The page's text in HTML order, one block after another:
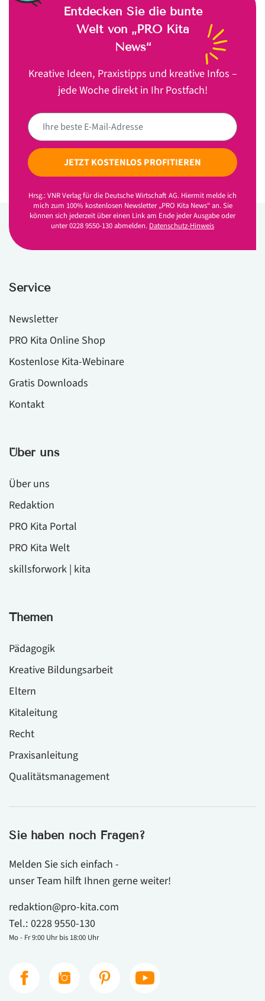
Entdecken Sie die bunte
Welt von „PRO Kita
News“
Kreative Ideen, Praxistipps und kreative Infos –
jede Woche direkt in Ihr Postfach!
JETZT KOSTENLOS PROFITIEREN
Hrsg.: VNR Verlag für die Deutsche Wirtschaft AG. Hiermit melde ich
mich zum 100% kostenlosen Newsletter „PRO Kita News“ an. Sie
können sich jederzeit über einen Link am Ende jeder Ausgabe oder
unter 0228 9550-130 abmelden. Datenschutz-Hinweis
Service
Newsletter
PRO Kita Online Shop
Kostenlose Kita-Webinare
Gratis Downloads
Kontakt
Über uns
Über uns
Redaktion
PRO Kita Portal
PRO Kita Welt
skillsforwork | kita
Themen
Pädagogik
Kreative Bildungsarbeit
Eltern
Kitaleitung
Recht
Praxisanleitung
Qualitätsmanagement
Sie haben noch Fragen?
Melden Sie sich einfach -
unser Team hilft Ihnen gerne weiter!
redaktion@pro-kita.com
Tel.:0228 9550-130
Mo - Fr 9:00 Uhr bis 18:00 Uhr